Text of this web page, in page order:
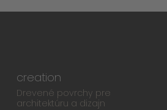
creation
Drevené povrchy pre
architektúru a dizajn